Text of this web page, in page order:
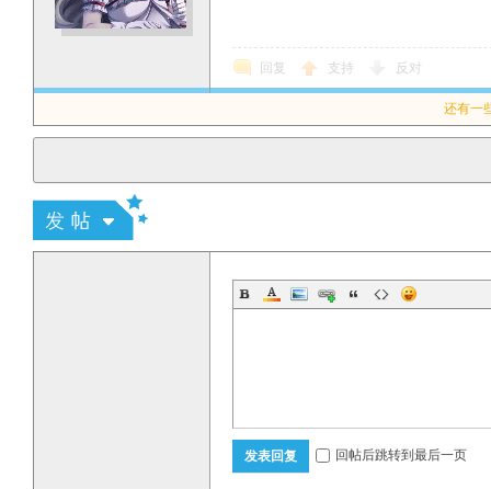
回复 支持 反对
还有一
发表回复 回帖后跳转到最后一页